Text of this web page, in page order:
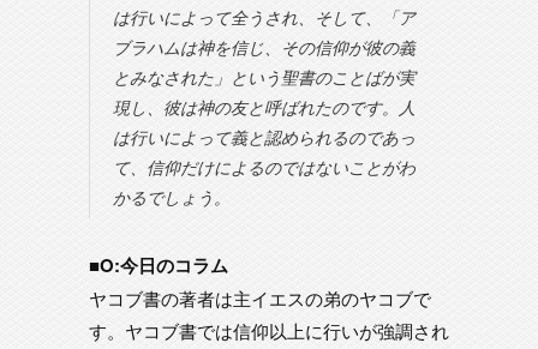
は行いによって全うされ、そして、「ア
ブラハムは神を信じ、その信仰が彼の義
とみなされた」という聖書のことばが実
現し、彼は神の友と呼ばれたのです。人
は行いによって義と認められるのであっ
て、信仰だけによるのではないことがわ
かるでしょう。
■O:今日のコラム
ヤコブ書の著者は主イエスの弟のヤコブで
す。ヤコブ書では信仰以上に行いが強調され